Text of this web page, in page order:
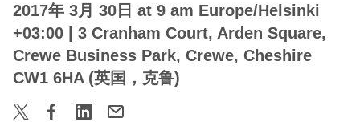
2017年 3月 30日 at 9 am Europe/Helsinki
+03:00
| 3 Cranham Court, Arden Square,
Crewe Business Park, Crewe, Cheshire
CW1 6HA (英国，克鲁)